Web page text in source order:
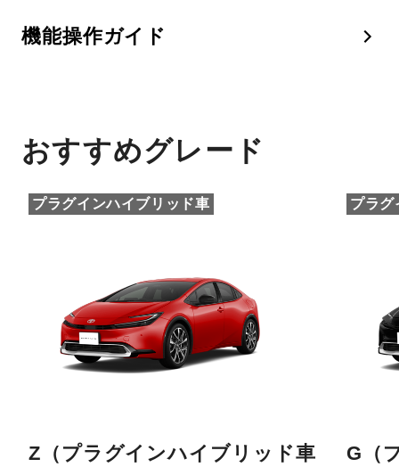
機能操作ガイド
おすすめグレード
プラグインハイブリッド車
Z（プラグインハイブリッド車
プラグ
G（